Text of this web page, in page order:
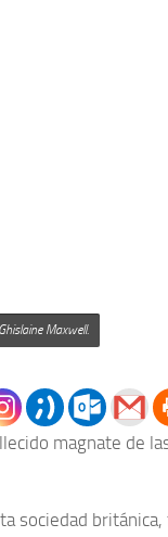
Maxwell.
magnate de
sociedad